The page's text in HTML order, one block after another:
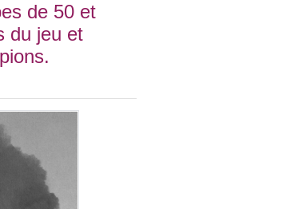
de 50 et
du jeu et